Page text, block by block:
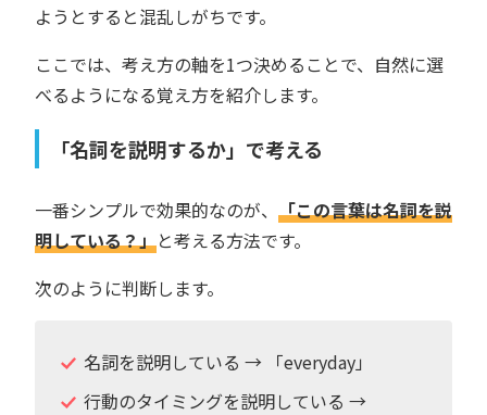
ようとすると混乱しがちです。
ここでは、考え方の軸を1つ決めることで、自然に選
べるようになる覚え方を紹介します。
「名詞を説明するか」で考える
一番シンプルで効果的なのが、 「この言葉は名詞を説
明している？」と考える方法です。
次のように判断します。
名詞を説明している → 「everyday」
行動のタイミングを説明している →